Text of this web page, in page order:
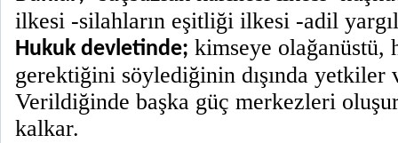
ilkesi -silahların eşitliği ilkesi -adil
Hukuk devletinde; kimseye olağanüstü,
gerektiğini söylediğinin dışında yetkiler
Verildiğinde başka güç merkezleri
kalkar.